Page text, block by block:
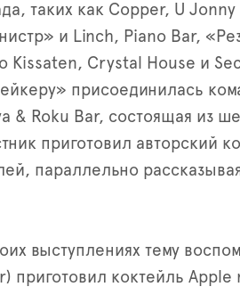
таких как Copper, U Jonny
и Linch, Piano Bar,
Kissaten, Crystal House и
присоединилась
& Roku Bar, состоящая из
приготовил авторский
параллельно
выступлениях тему
приготовил коктейль Apple